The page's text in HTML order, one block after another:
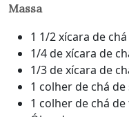
Massa
1 1/2 xícara de
1/4 de xícara de
1/3 de xícara de
1 colher de chá de
1 colher de chá